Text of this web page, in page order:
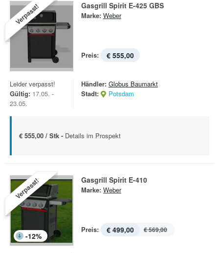
Verpasst! Gasgrill Spirit E-425 GBS
Marke: Weber
Preis: € 555,00
Leider verpasst!
Gültig: 17.05. -
23.05.
Händler: Globus Baumarkt
Stadt:
Potsdam
€ 555,00 / Stk - Details im Prospekt
Verpasst!
-12%
Gasgrill Spirit E-410
Marke: Weber
Preis: € 499,00 € 569,00